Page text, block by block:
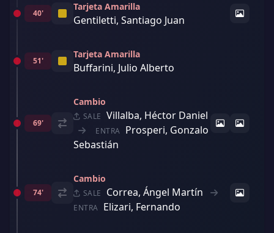
40'
Tarjeta Amarilla
Gentiletti, Santiago Juan
51'
Tarjeta Amarilla
Buffarini, Julio Alberto
69'
Cambio
SALE Villalba, Héctor Daniel
ENTRA Prosperi, Gonzalo
Sebastián
74'
Cambio
SALE Correa, Ángel Martín
ENTRA Elizari, Fernando